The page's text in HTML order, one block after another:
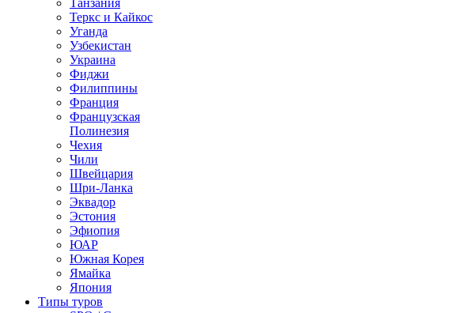
Танзания
Теркс и Кайкос
Уганда
Узбекистан
Украина
Фиджи
Филиппины
Франция
Французская
Полинезия
Чехия
Чили
Швейцария
Шри-Ланка
Эквадор
Эстония
Эфиопия
ЮАР
Южная Корея
Ямайка
Япония
Типы туров